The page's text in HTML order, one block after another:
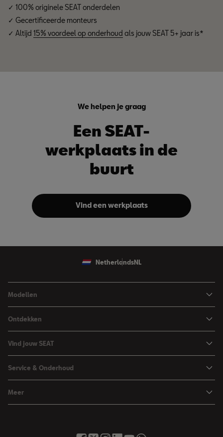
✓ 100% originele SEAT onderdelen
✓ Gecertificeerde monteurs
✓ Altijd 15% voordeel op onderhoud als jouw SEAT 5+ jaar is*
We helpen je graag
Een SEAT-
werkplaats in de
buurt
Vind een werkplaats
Netherlands NL
Modellen
Arona
Leon
Leon Sportstourer
Ateca
Ontdekken
Financieren
Zakelijk rijden
Hybride rijden
Over SEAT
Vind jouw SEAT
Brochure & prijslijst
Proefrit aanvragen
Service & Onderhoud
Vind je dealer
Meer